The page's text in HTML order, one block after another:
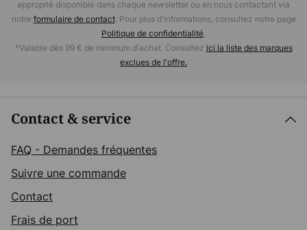
approprié disponible dans chaque newsletter ou en nous contactant via
notre formulaire de contact. Pour plus d'informations, consultez notre page
Politique de confidentialité.
*Valable dès 99 € de minimum d'achat. Consultez ici la liste des marques
exclues de l'offre.
Contact & service
FAQ - Demandes fréquentes
Suivre une commande
Contact
Frais de port